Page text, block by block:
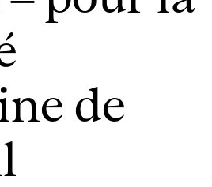
de